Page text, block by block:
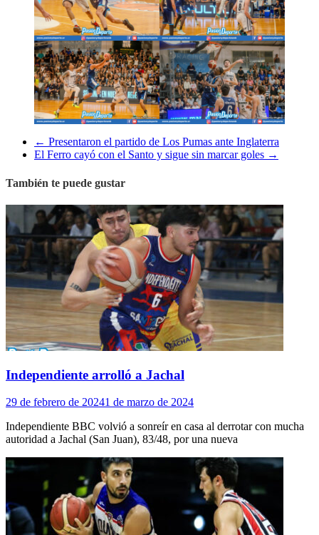
← Presentaron el partido de Los Pumas ante Inglaterra
El Ferro cayó con el Santo y sigue sin marcar goles →
También te puede gustar
Independiente arrolló a Jachal
29 de febrero de 20241 de marzo de 2024
Independiente BBC volvió a sonreír en casa al derrotar con mucha
autoridad a Jachal (San Juan), 83/48, por una nueva